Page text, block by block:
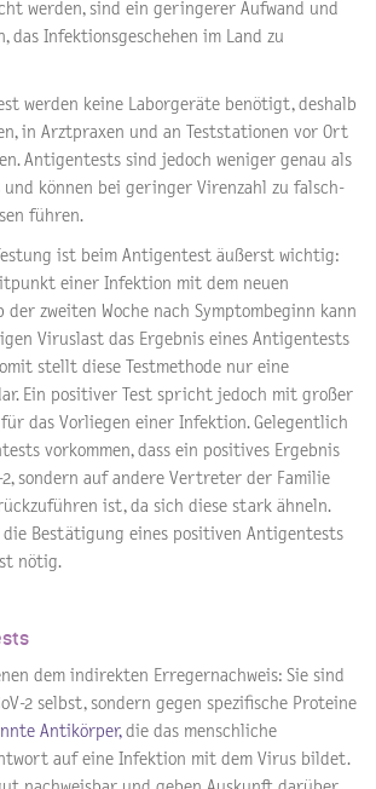
werden, sind ein geringerer Aufwand und
das Infektionsgeschehen im Land zu
werden keine Laborgeräte benötigt, deshalb
in Arztpraxen und an Teststationen vor Ort
Antigentests sind jedoch weniger genau als
und können bei geringer Virenzahl zu falsch-
führen.
ist beim Antigentest äußerst wichtig:
einer Infektion mit dem neuen
der zweiten Woche nach Symptombeginn kann
Viruslast das Ergebnis eines Antigentests
stellt diese Testmethode nur eine
Ein positiver Test spricht jedoch mit großer
das Vorliegen einer Infektion. Gelegentlich
vorkommen, dass ein positives Ergebnis
2, sondern auf andere Vertreter der Familie
ist, da sich diese stark ähneln.
die Bestätigung eines positiven Antigentests
nötig.
dem indirekten Erregernachweis: Sie sind
2 selbst, sondern gegen spezifische Proteine
Antikörper,die das menschliche
auf eine Infektion mit dem Virus bildet.